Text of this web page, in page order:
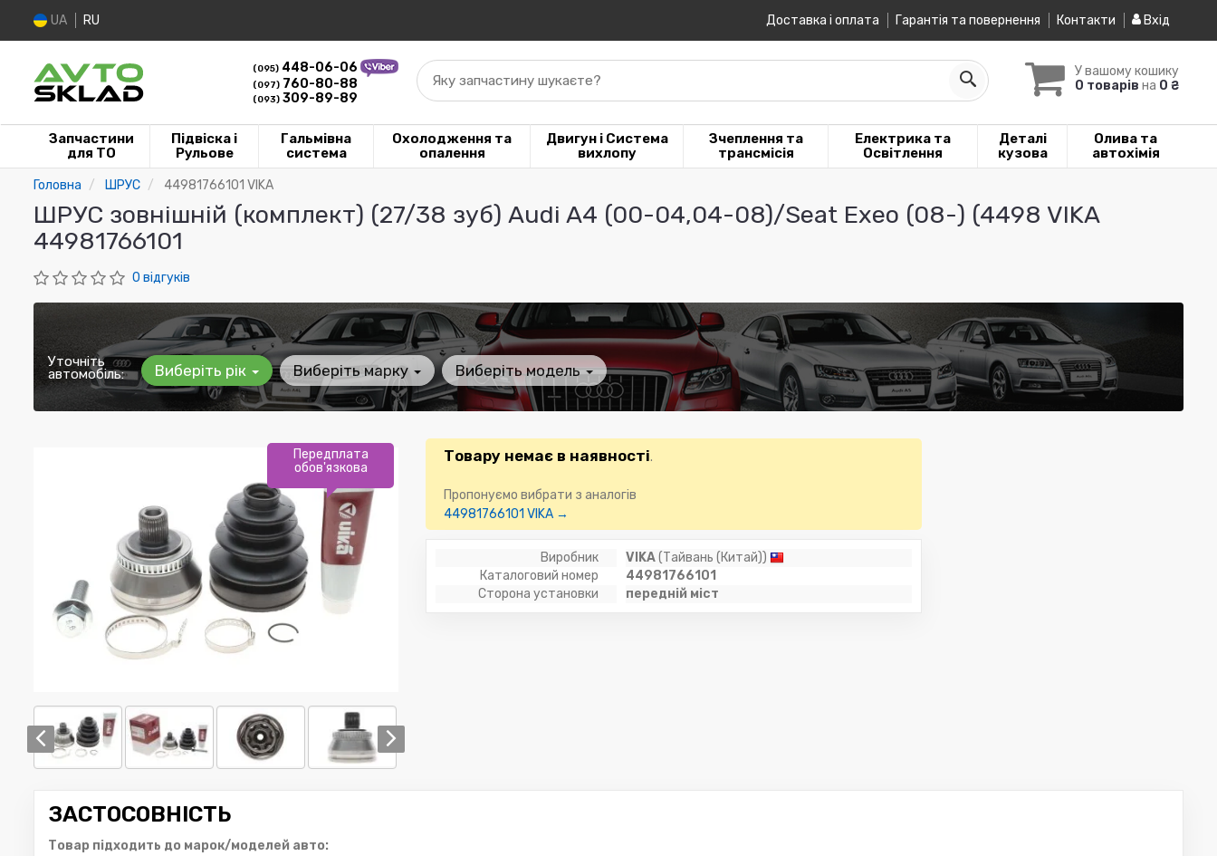
UA RU Доставка і оплата Гарантія та повернення Контакти Вхід
(095) 448-06-06
(097) 760-80-88
(093) 309-89-89
У вашому кошику
0 товарів на 0 ₴
Яку запчастину шукаєте?
Запчастини
для ТО
Підвіска і
Рульове
Гальмівна
система
Охолодження та
опалення
Двигун і Система
вихлопу
Зчеплення та
трансмісія
Електрика та
Освітлення
Деталі
кузова
Олива та
автохімія
Головна ШРУС 44981766101 VIKA
ШРУС зовнішній (комплект) (27/38 зуб) Audi A4 (00-04,04-08)/Seat Exeo (08-) (4498 VIKA
44981766101
0 відгуків
Уточніть
автомобіль: Виберіть рік Виберіть марку Виберіть модель
Передплата
обов'язкова
Товару немає в наявності.
Пропонуємо вибрати з аналогів
44981766101 VIKA →
Виробник VIKA(Тайвань (Китай))
Каталоговий номер
44981766101
Сторона установки
передній міст
ЗАСТОСОВНІСТЬ
Товар підходить до марок/моделей авто: